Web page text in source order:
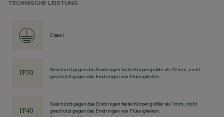
TECHNISCHE LEISTUNG
Class I
Geschützt gegen das Eindringen fester Körper größer als 12 mm, nicht
geschützt gegen das Eindringen von Flüssigkeiten.
Geschützt gegen das Eindringen fester Körper größer als 1 mm, nicht
geschützt gegen das Eindringen von Flüssigkeiten.